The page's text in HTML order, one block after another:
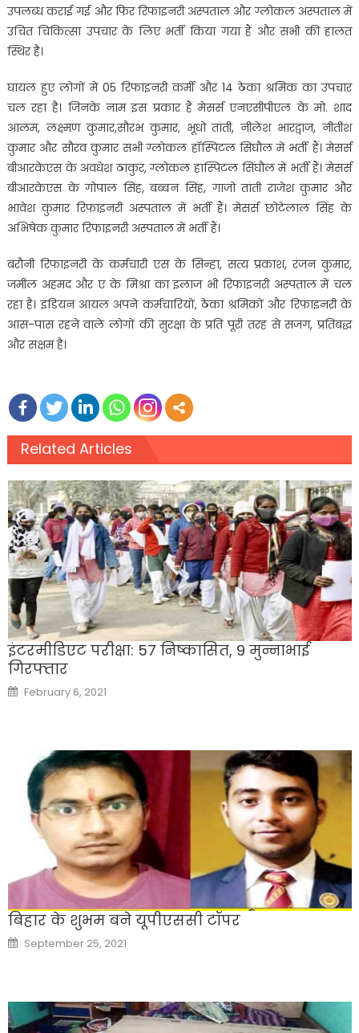
उपलब्ध कराई गई और फिर रिफाइनरी अस्पताल और ग्लोकल अस्पताल में
उचित चिकित्सा उपचार के लिए भर्ती किया गया हैं और सभी की हालत
स्थिर है।
घायल हुए लोगों में 05 रिफाइनरी कर्मी और 14 ठेका श्रमिक का उपचार
चल रहा है। जिनके नाम इस प्रकार हैं मेसर्स एनएसीपीएल के मो. शाद
आलम, लक्ष्मण कुमार,सौरभ कुमार, भूधो तांती, नीलेश भारद्वाज, नीतीश
कुमार और सौरव कुमार सभी ग्लोकल हॉस्पिटल सिंघौल में भर्ती हैं। मेसर्स
बीआरकेएस के अवधेश ठाकुर, ग्लोकल हास्पिटल सिंघौल में भर्ती हैं। मेसर्स
बीआरकेएस के गोपाल सिंह, बब्बन सिंह, गाजो तांती राजेश कुमार और
भावेश कुमार रिफाइनरी अस्पताल में भर्ती हैं। मेसर्स छोटेलाल सिंह के
अभिषेक कुमार रिफाइनरी अस्पताल में भर्ती हैं।
बरौनी रिफाइनरी के कर्मचारी एस के सिन्हा, सत्य प्रकाश, रंजन कुमार,
जमील अहमद और ए के मिश्रा का इलाज भी रिफाइनरी अस्पताल में चल
रहा है। इंडियन आयल अपने कर्मचारियों, ठेका श्रमिकों और रिफाइनरी के
आस-पास रहने वाले लोगों की सुरक्षा के प्रति पूरी तरह से सजग, प्रतिबद्ध
और सक्षम है।
Related Articles
इंटरमीडिएट परीक्षा: 57 निष्कासित, 9 मुन्नाभाई
गिरफ्तार
Posted
on
February 6, 2021
बिहार के शुभम बने यूपीएससी टॉपर
Posted
on
September 25, 2021